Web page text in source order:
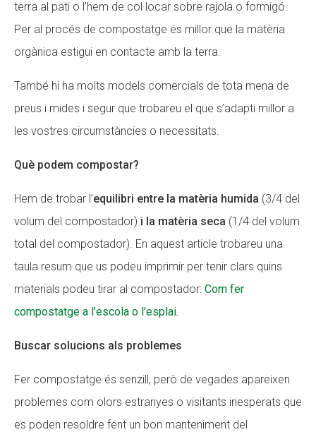
terra al pati o l’hem de col·locar sobre rajola o formigó.
Per al procés de compostatge és millor que la matèria
orgànica estigui en contacte amb la terra.
També hi ha molts models comercials de tota mena de
preus i mides i segur que trobareu el que s’adapti millor a
les vostres circumstàncies o necessitats.
Què podem compostar?
Hem de trobar l’equilibri entre la matèria humida (3/4 del
volum del compostador) i la matèria seca (1/4 del volum
total del compostador). En aquest article trobareu una
taula resum que us podeu imprimir per tenir clars quins
materials podeu tirar al compostador: Com fer
compostatge a l’escola o l’esplai.
Buscar solucions als problemes
Fer compostatge és senzill, però de vegades apareixen
problemes com olors estranyes o visitants inesperats que
es poden resoldre fent un bon manteniment del